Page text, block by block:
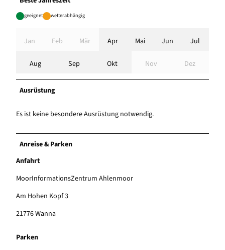
geeignet wetterabhängig
Jan Feb Mär Apr Mai Jun Jul
Aug Sep Okt Nov Dez
Ausrüstung
Es ist keine besondere Ausrüstung notwendig.
Anreise & Parken
Anfahrt
MoorInformationsZentrum Ahlenmoor
Am Hohen Kopf 3
21776 Wanna
Parken